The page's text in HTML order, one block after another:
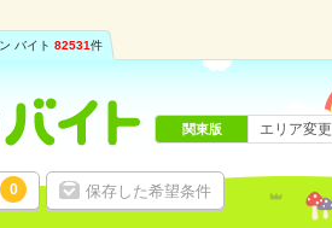
バイト 82531件
0 保存した希望条件
関東版 エリア変更